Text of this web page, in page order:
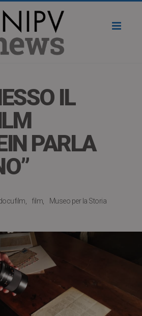
IL
PARLA
film
Museo per la Storia